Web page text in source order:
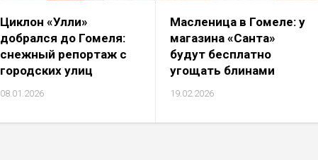
Циклон «Улли»
добрался до Гомеля:
снежный репортаж с
городских улиц
08.01.2026
Масленица в Гомеле: у
магазина «Санта»
будут бесплатно
угощать блинами
19.02.2026